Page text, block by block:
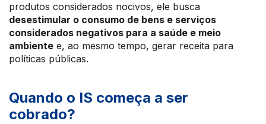
produtos considerados nocivos, ele busca
desestimular o consumo de bens e serviços
considerados negativos para a saúde e meio
ambiente e, ao mesmo tempo, gerar receita para
políticas públicas.
Quando o IS começa a ser
cobrado?